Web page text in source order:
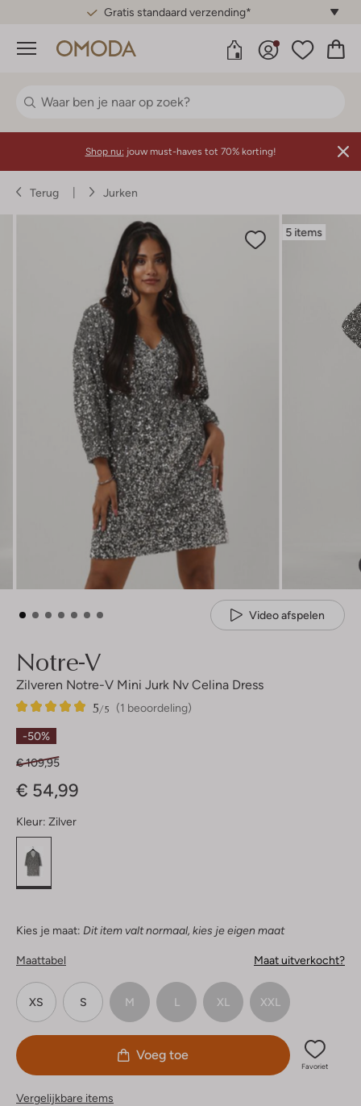
Gratis standaard verzending*
Menu
Shop nu: jouw must-haves tot 70% korting!
Terug Jurken
5 items
Video afspelen
Notre-V
Zilveren Notre-V Mini Jurk Nv Celina Dress
(1 beoordeling)
5/5
1
5
Sterren
-50%
€ 109,95
€ 54,99
Kleur: Zilver
Kies je maat: Dit item valt normaal, kies je eigen maat
Maattabel Maat uitverkocht?
XS S M L XL XXL
Voeg toe
Favoriet
Vergelijkbare items